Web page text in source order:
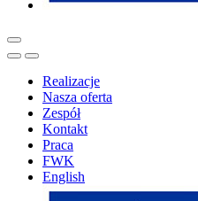
Realizacje
Nasza oferta
Zespół
Kontakt
Praca
FWK
English